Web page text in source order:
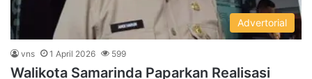
Advertorial
vns 1 April 2026 599
Walikota Samarinda Paparkan Realisasi